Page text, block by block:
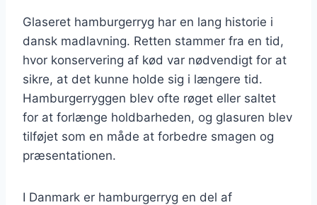
Glaseret hamburgerryg har en lang historie i
dansk madlavning. Retten stammer fra en tid,
hvor konservering af kød var nødvendigt for at
sikre, at det kunne holde sig i længere tid.
Hamburgerryggen blev ofte røget eller saltet
for at forlænge holdbarheden, og glasuren blev
tilføjet som en måde at forbedre smagen og
præsentationen.
I Danmark er hamburgerryg en del af